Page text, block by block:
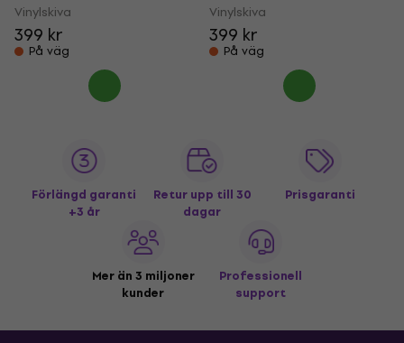
Vinylskiva
399 kr
På väg
Vinylskiva
399 kr
På väg
Förlängd garanti
+3 år
Retur upp till 30
dagar
Prisgaranti
Mer än 3 miljoner
kunder
Professionell
support